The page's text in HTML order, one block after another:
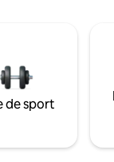
de sport